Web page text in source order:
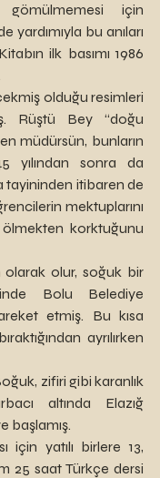
gömülmemesi için
yardımıyla bu anıları
ilk basımı 1986
Rüştü Bey “doğu
müdürsün, bunların
yılından sonra da
tayininden itibaren de
mektuplarını
ölmekten korktuğunu
Bolu Belediye
etmiş. Bu kısa
ayrılırken
altında Elazığ
başlamış.
25 saat Türkçe dersi